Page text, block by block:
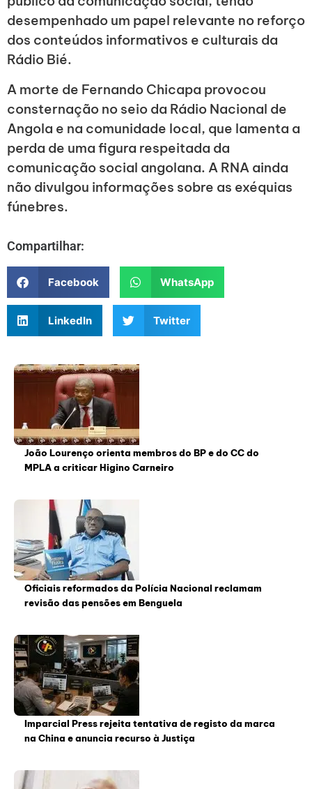
desempenhado um papel relevante no reforço
dos conteúdos informativos e culturais da
Rádio Bié.
A morte de Fernando Chicapa provocou
consternação no seio da Rádio Nacional de
Angola e na comunidade local, que lamenta a
perda de uma figura respeitada da
comunicação social angolana. A RNA ainda
não divulgou informações sobre as exéquias
fúnebres.
Compartilhar:
Facebook WhatsApp
LinkedIn Twitter
João Lourenço orienta membros do BP e do CC do
MPLA a criticar Higino Carneiro
Oficiais reformados da Polícia Nacional reclamam
revisão das pensões em Benguela
Imparcial Press rejeita tentativa de registo da marca
na China e anuncia recurso à Justiça